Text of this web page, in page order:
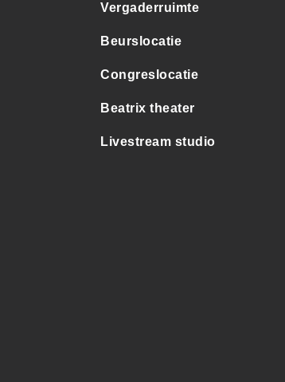
Vergaderruimte
Beurslocatie
Congreslocatie
Beatrix theater
Livestream studio